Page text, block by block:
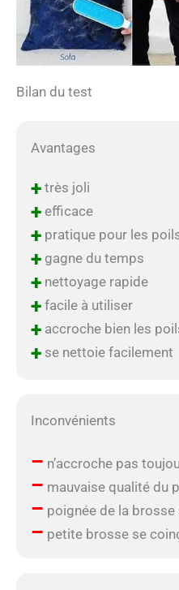
Bilan du test
Avantages
+très joli
+efficace
+pratique pour les
+gagne du temps
+nettoyage rapide
+facile à utiliser
+accroche bien les
+se nettoie facilement
Inconvénients
– n’accroche pas
– mauvaise qualité du
– poignée de la
– petite brosse se